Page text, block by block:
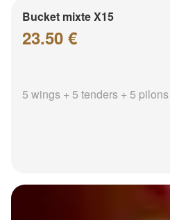
Bucket mixte X15
23.50 €
5 wings + 5 tenders + 5 pilons